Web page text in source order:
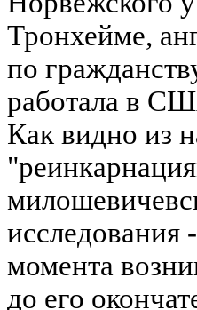
Тронхейме,
по
работала в
Как видно из
исследования
момента
до его